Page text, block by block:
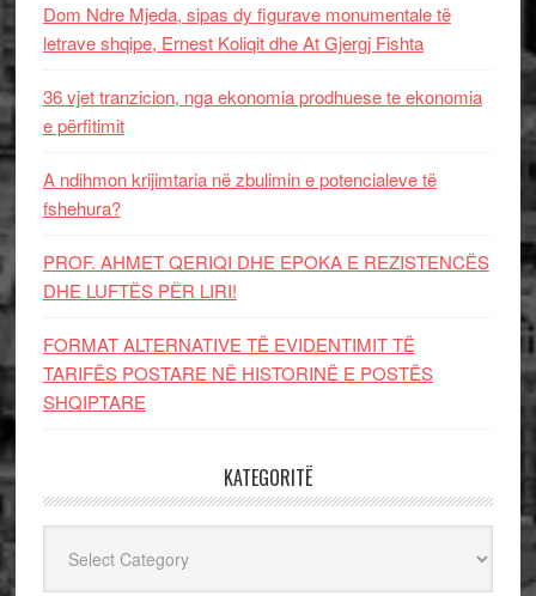
Dom Ndre Mjeda, sipas dy figurave monumentale të
letrave shqipe, Ernest Koliqit dhe At Gjergj Fishta
36 vjet tranzicion, nga ekonomia prodhuese te ekonomia
e përfitimit
A ndihmon krijimtaria në zbulimin e potencialeve të
fshehura?
PROF. AHMET QERIQI DHE EPOKA E REZISTENCЁS
DHE LUFTЁS PЁR LIRI!
FORMAT ALTERNATIVE TË EVIDENTIMIT TË
TARIFËS POSTARE NË HISTORINË E POSTËS
SHQIPTARE
KATEGORITË